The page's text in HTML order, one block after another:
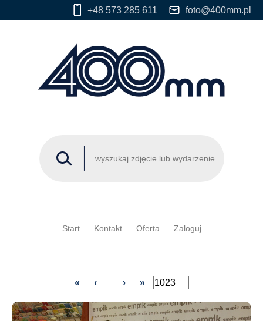
+48 573 285 611 foto@400mm.pl
Start Kontakt Oferta Zaloguj
« ‹ › »